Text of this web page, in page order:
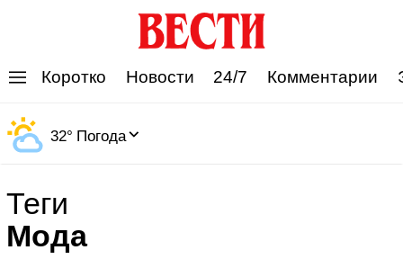
Коротко Новости 24/7 Комментарии
32° Погода
Теги
Мода